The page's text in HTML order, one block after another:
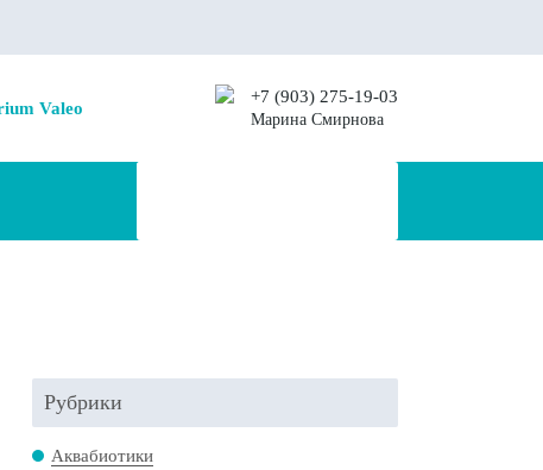
Valeo
+7 (903) 275-19-03
Марина Смирнова
Рубрики
Аквабиотики